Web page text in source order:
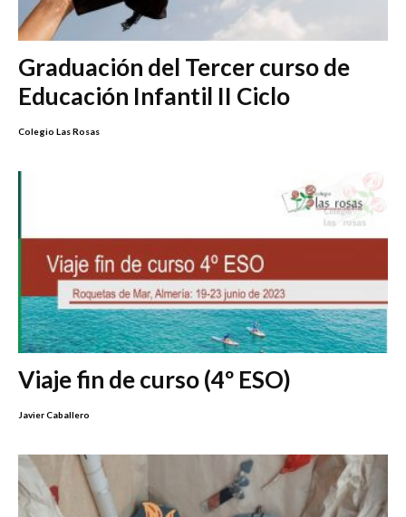
Graduación del Tercer curso de
Educación Infantil II Ciclo
Colegio Las Rosas
Viaje fin de curso (4º ESO)
Javier Caballero